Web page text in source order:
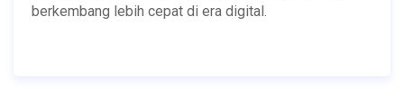
berkembang lebih cepat di era digital.